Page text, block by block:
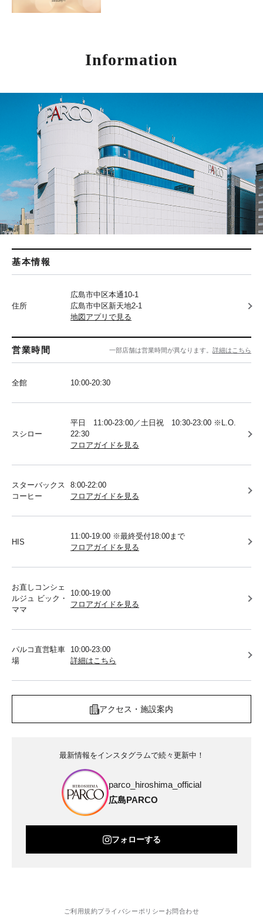
Information
基本情報
住所
広島市中区本通10-1
広島市中区新天地2-1
地図アプリで見る
営業時間 一部店舗は営業時間が異なります。 詳細はこちら
全館 10:00-20:30
スシロー
平日 11:00-23:00／土日祝 10:30-23:00 ※L.O.
22:30
フロアガイドを見る
スターバックス
コーヒー
8:00-22:00
フロアガイドを見る
HIS
11:00-19:00 ※最終受付18:00まで
フロアガイドを見る
お直しコンシェ
ルジュ ビック・
ママ
10:00-19:00
フロアガイドを見る
パルコ直営駐車
場
10:00-23:00
詳細はこちら
アクセス・施設案内
最新情報をインスタグラムで続々更新中！
parco_hiroshima_official
広島PARCO
フォローする
ご利用規約プライバシーポリシー お問合わせ